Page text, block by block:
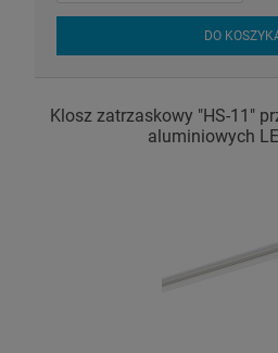
DO
Klosz zatrzaskowy "HS-11"
aluminiowych